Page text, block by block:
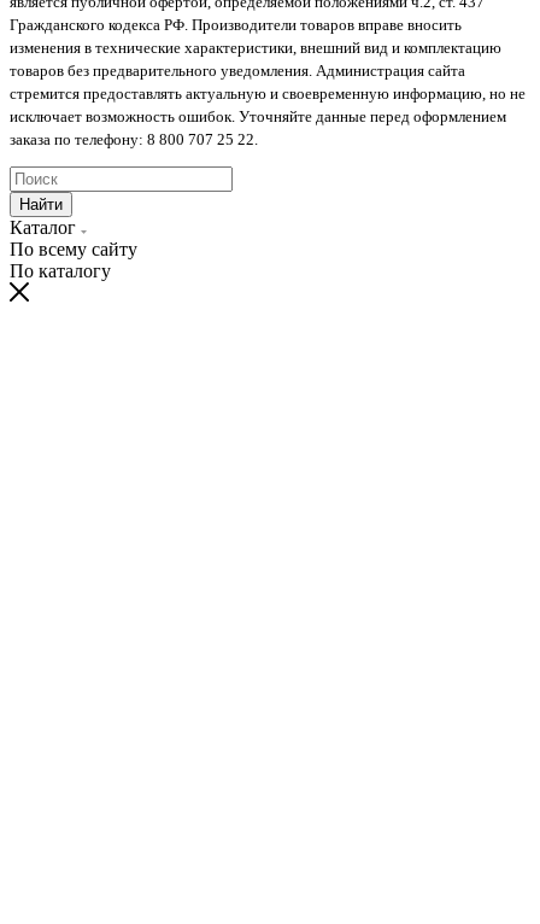
Гражданского кодекса РФ. Производители товаров вправе вносить
изменения в технические характеристики, внешний вид и комплектацию
товаров без предварительного уведомления. Администрация сайта
стремится предоставлять актуальную и своевременную информацию, но не
исключает возможность ошибок. Уточняйте данные перед оформлением
заказа по телефону: 8 800 707 25 22.
Найти
Каталог
По всему сайту
По каталогу